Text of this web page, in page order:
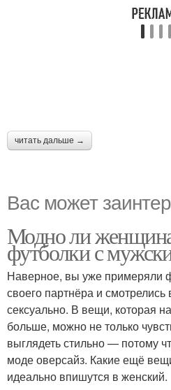
читать дальше →
Вас может
Модно ли
футболки с
Наверное, вы уже примеряли
своего партнёра и
сексуально. В вещи, которая
больше, можно не только
выглядеть стильно — потому
моде оверсайз. Какие ещё
идеально впишутся в женский.